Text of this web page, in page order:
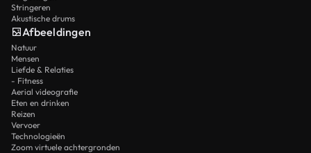
Stringeren
Akustische drums
Afbeeldingen
Natuur
Mensen
Liefde & Relaties
- Fitness
Aerial videografie
Eten en drinken
Reizen
Vervoer
Technologieën
Zoom virtuele achtergronden